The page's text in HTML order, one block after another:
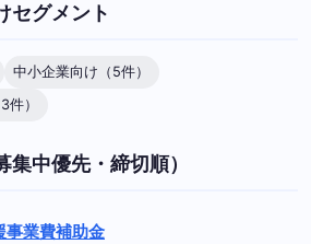
セグメント
中小企業向け（5件）
）
中優先・締切順）
事業費補助金